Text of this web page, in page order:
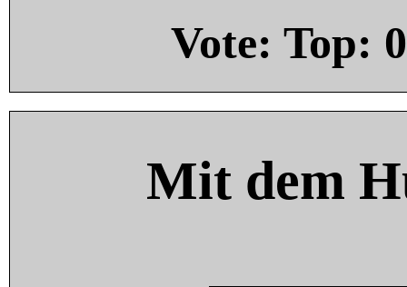
Vote: Top: 0
Mit dem